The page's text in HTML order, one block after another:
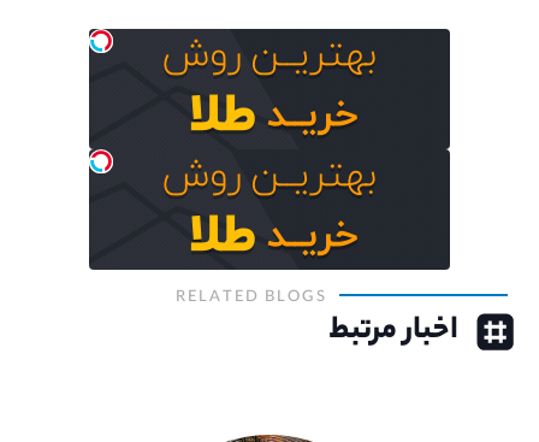
RELATED BLOGS
اخبار مرتبط